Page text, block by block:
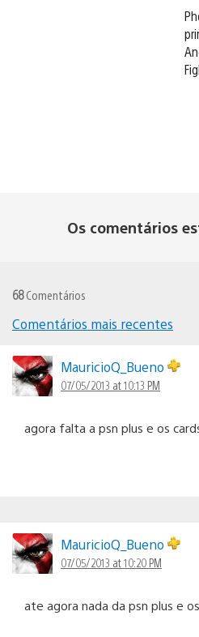
Os comentários
68Comentários
de
comentários
Comentários mais recentes
MauricioQ_Bueno
07/05/2013 at 10:13 PM
agora falta a psn plus e os
MauricioQ_Bueno
07/05/2013 at 10:20 PM
ate agora nada da psn plus e